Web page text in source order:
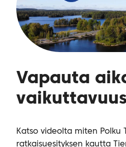
Vapauta
Katso videolta miten Polku
ratkaisuesityksen kautta